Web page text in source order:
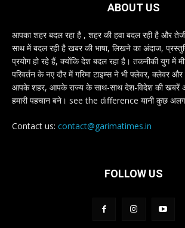
ABOUT US
आपका शहर बदल रहा है , शहर की हवा बदल रही है और
साथ में बदल रही है खबर की भाषा, लिखने का अंदाज,
प्रयोग हो रहे हैं, क्योंकि देश बदल रहा है। तकनीकी युग में
परिवर्तन के नए दौर में गरिमा टाइम्स ने भी फ्लेवर, क्लेवर
आपके शहर, आपके राज्य के साथ-साथ देश-विदेश की खबरें
हमारी पहचान बने। see the difference यानी कुछ
Contact us: contact@garimatimes.in
FOLLOW US